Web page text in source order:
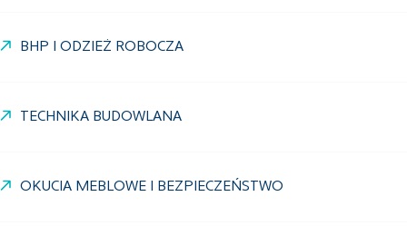
BHP I ODZIEŻ ROBOCZA
TECHNIKA BUDOWLANA
OKUCIA MEBLOWE I BEZPIECZEŃSTWO